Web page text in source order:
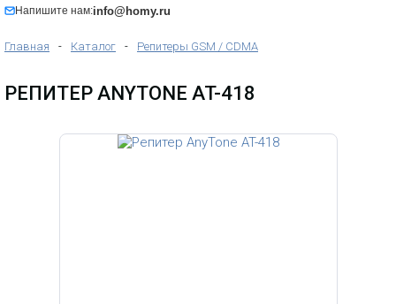
Напишите нам:info@homy.ru
Главная - Каталог - Репитеры GSM / CDMA
РЕПИТЕР ANYTONE AT-418